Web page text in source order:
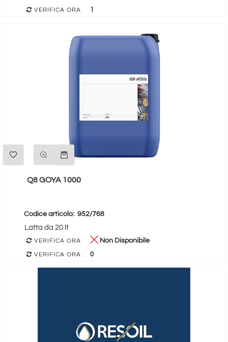
VERIFICA ORA 1
Q8 GOYA 1000
Codice articolo: 952/768
Latta da 20 lt
VERIFICA ORA Non Disponibile
VERIFICA ORA 0